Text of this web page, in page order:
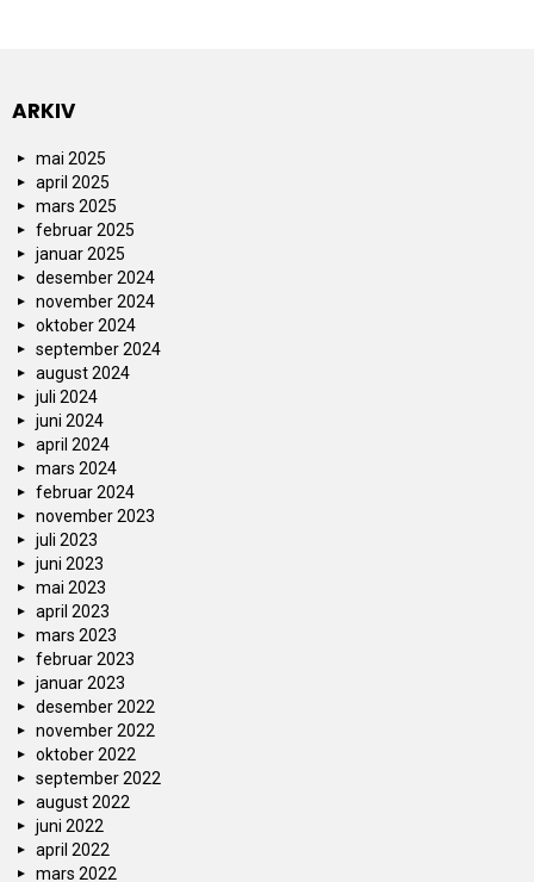
ARKIV
mai 2025
april 2025
mars 2025
februar 2025
januar 2025
desember 2024
november 2024
oktober 2024
september 2024
august 2024
juli 2024
juni 2024
april 2024
mars 2024
februar 2024
november 2023
juli 2023
juni 2023
mai 2023
april 2023
mars 2023
februar 2023
januar 2023
desember 2022
november 2022
oktober 2022
september 2022
august 2022
juni 2022
april 2022
mars 2022